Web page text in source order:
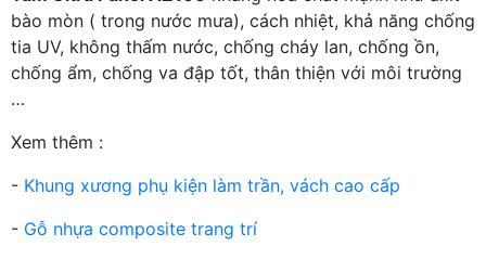
bào mòn ( trong nước mưa), cách nhiệt, khả năng chống
tia UV, không thấm nước, chống cháy lan, chống ồn,
chống ẩm, chống va đập tốt, thân thiện với môi trường
…
Xem thêm :
- Khung xương phụ kiện làm trần, vách cao cấp
- Gỗ nhựa composite trang trí